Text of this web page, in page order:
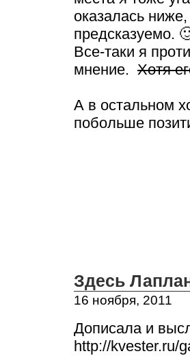
оказалась
предсказуемо.
Все-таки я
мнение. Хотя
А в остальном
побольше
Здесь
16 ноября, 2011
Дописала и
http://kvester.ru/